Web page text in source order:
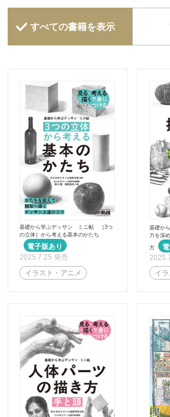
すべての書籍を表示
基礎から学ぶデッサン ミニ帖 ［3つ
の立体］から考える基本のかたち
2025.7.25 発売
イラスト・アニメ
基礎か
力を深
方
イ